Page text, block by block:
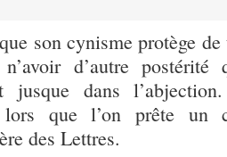
son cynisme protège
d’autre postérité
jusque dans
lors que l’on prête
des Lettres.